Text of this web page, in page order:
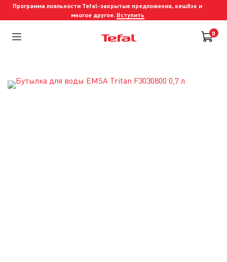
Программа лояльности Tefal-закрытые предложения, кешбэк и
многое другое. Вступить
0